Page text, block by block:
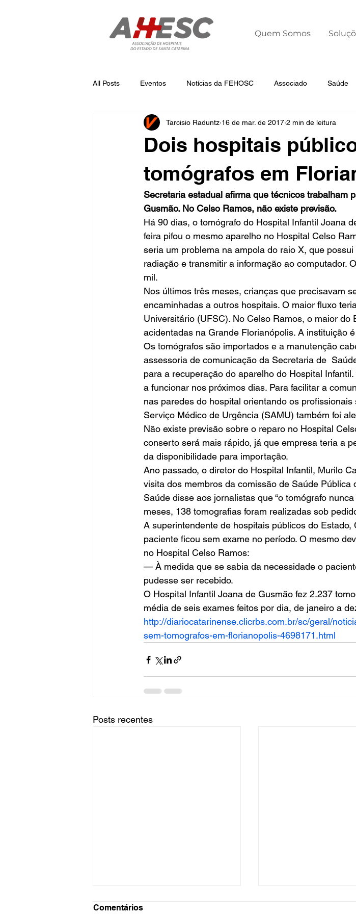
Quem Somos
All Posts Eventos Notícias da FEHOSC Associado Saúde
Notícias da AHESC Liderança Dia Mundial da
Dois hospitais
tomógrafos em
Tarcisio Raduntz 16 de mar. de 2017 2 min de leitura
Secretaria estadual afirma que técnicos trabalham
Gusmão. No Celso Ramos, não existe previsão.
Há 90 dias, o tomógrafo do Hospital Infantil Joana
feira pifou o mesmo aparelho no Hospital Celso
seria um problema na ampola do raio X, que
radiação e transmitir a informação ao computador.
mil.
Nos últimos três meses, crianças que precisavam
encaminhadas a outros hospitais. O maior fluxo
Universitário (UFSC). No Celso Ramos, o maior do
acidentadas na Grande Florianópolis. A instituição
Os tomógrafos são importados e a manutenção
assessoria de comunicação da Secretaria de
para a recuperação do aparelho do Hospital
a funcionar nos próximos dias. Para facilitar a
nas paredes do hospital orientando os
Serviço Médico de Urgência (SAMU) também foi
Não existe previsão sobre o reparo no Hospital
conserto será mais rápido, já que empresa teria a
da disponibilidade para importação.
Ano passado, o diretor do Hospital Infantil, Murilo
visita dos membros da comissão de Saúde
Saúde disse aos jornalistas que “o tomógrafo
meses, 138 tomografias foram realizadas sob
A superintendente de hospitais públicos do
paciente ficou sem exame no período. O mesmo
no Hospital Celso Ramos:
— À medida que se sabia da necessidade o
pudesse ser recebido.
O Hospital Infantil Joana de Gusmão fez 2.237
média de seis exames feitos por dia, de janeiro a
http://diariocatarinense.clicrbs.com.br/sc/geral/
sem-tomografos-em-florianopolis-4698171.html
Posts recentes
Comentários